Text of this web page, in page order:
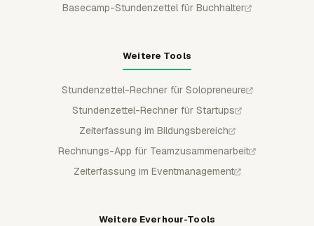
Basecamp-Stundenzettel für Buchhalter
Weitere Tools
Stundenzettel-Rechner für Solopreneure
Stundenzettel-Rechner für Startups
Zeiterfassung im Bildungsbereich
Rechnungs-App für Teamzusammenarbeit
Zeiterfassung im Eventmanagement
Weitere Everhour-Tools